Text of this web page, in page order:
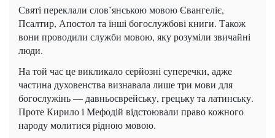
Святі переклали слов’янською мовою Євангеліє,
Псалтир, Апостол та інші богослужбові книги. Також
вони проводили служби мовою, яку розуміли звичайні
люди.
На той час це викликало серйозні суперечки, адже
частина духовенства визнавала лише три мови для
богослужінь — давньоєврейську, грецьку та латинську.
Проте Кирило і Мефодій відстоювали право кожного
народу молитися рідною мовою.